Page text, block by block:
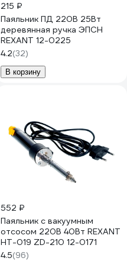
215 ₽
Паяльник ПД 220В 25Вт
деревянная ручка ЭПСН
REXANT 12-0225
4.2(32)
В корзину
552 ₽
Паяльник с вакуумным
отсосом 220В 40Вт REXANT
HT-019 ZD-210 12-0171
4.5(96)